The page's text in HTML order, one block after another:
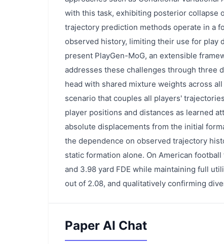
with this task, exhibiting posterior collapse
trajectory prediction methods operate in a
observed history, limiting their use for play
present PlayGen-MoG, an extensible
addresses these challenges through three
head with shared mixture weights across
scenario that couples all players'
player positions and distances as learned
absolute displacements from the initial
the dependence on observed trajectory
static formation alone. On American
and 3.98 yard FDE while maintaining full
out of 2.08, and qualitatively confirming
Paper AI Chat